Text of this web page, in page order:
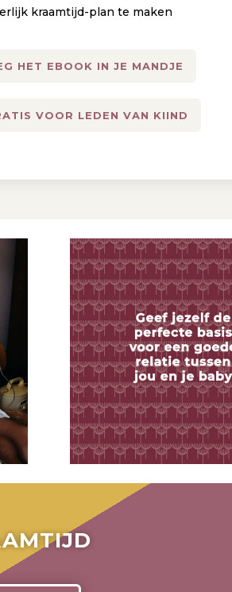
kraamtijd-plan te maken
HET EBOOK IN JE MANDJE
VOOR LEDEN VAN KIIND